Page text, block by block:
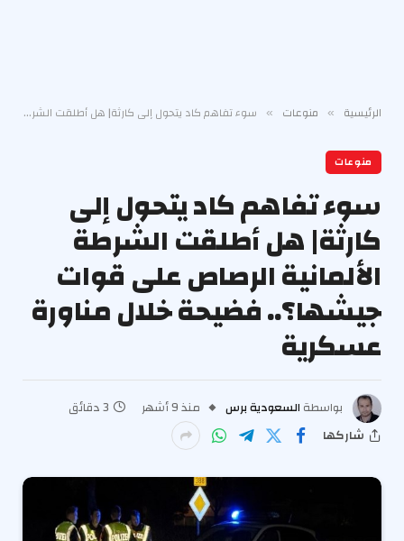
الرئيسية » منوعات » سوء تفاهم كاد يتحول إلى كارثة| هل أطلقت الشرطة الألمانية الرصاص على قوات جيشها؟.. فضيحة خلال مناورة عسكرية
منوعات
سوء تفاهم كاد يتحول إلى
كارثة| هل أطلقت الشرطة
الألمانية الرصاص على قوات
جيشها؟.. فضيحة خلال مناورة
عسكرية
بواسطة السعودية برس منذ 9 أشهر
3 دقائق
شاركها